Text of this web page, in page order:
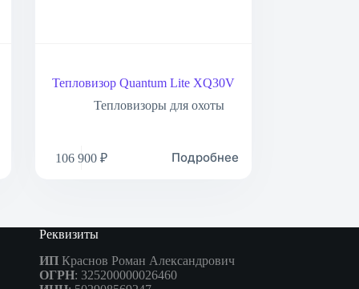
Тепловизор Quantum Lite XQ30V
Тепловизоры для охоты
106 900 ₽ Подробнее
Реквизиты
ИПКраснов Роман Александрович
ОГРН: 325200000026460